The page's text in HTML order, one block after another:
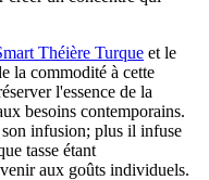
Théière Turque et le
la commodité à cette
l'essence de la
besoins contemporains.
infusion; plus il infuse
tasse étant
aux goûts individuels.